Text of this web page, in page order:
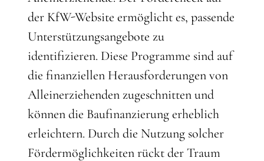
der KfW-Website ermöglicht es, passende
Unterstützungsangebote zu
identifizieren. Diese Programme sind auf
die finanziellen Herausforderungen von
Alleinerziehenden zugeschnitten und
können die Baufinanzierung erheblich
erleichtern. Durch die Nutzung solcher
Fördermöglichkeiten rückt der Traum